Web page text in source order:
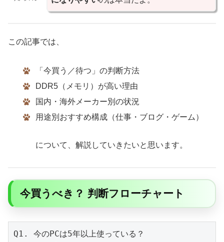
この記事では、
「今買う／待つ」の判断方法
DDR5（メモリ）が高い理由
国内・海外メーカー別の状況
用途別おすすめ構成（仕事・ブログ・ゲーム）
について、解説していきたいと思います。
今買うべき？ 判断フローチャート
Q1. 今のPCは5年以上使っている？